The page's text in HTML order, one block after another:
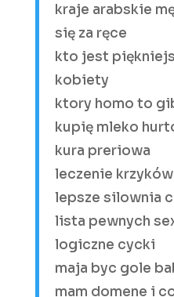
kraje arabskie
się za ręce
kto jest
kobiety
ktory homo to
kupię mleko
kura preriowa
leczenie
lepsze silownia
lista pewnych
logiczne cycki
maja byc gole
mam domene i